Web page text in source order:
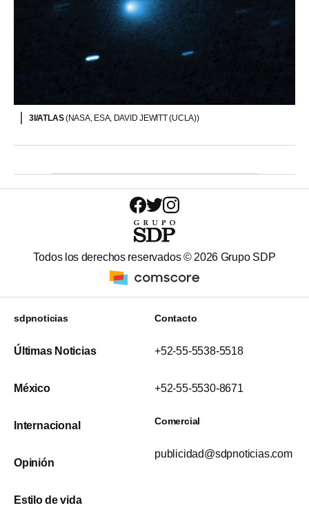
3I/ATLAS(NASA, ESA, DAVID JEWITT (UCLA))
Todos los derechos reservados © 2026 Grupo SDP
sdpnoticias
Últimas Noticias
México
Internacional
Opinión
Estilo de vida
Contacto
+52-55-5538-5518
+52-55-5530-8671
Comercial
publicidad@sdpnoticias.com